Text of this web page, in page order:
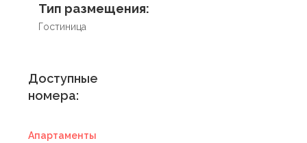
Тип размещения:
Гостиница
Доступные
номера:
Апартаменты